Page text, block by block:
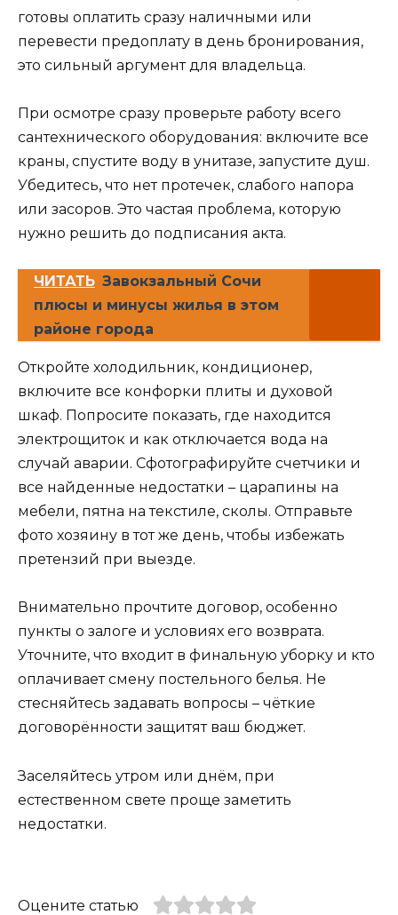
готовы оплатить сразу наличными или
перевести предоплату в день бронирования,
это сильный аргумент для владельца.
При осмотре сразу проверьте работу всего
сантехнического оборудования: включите все
краны, спустите воду в унитазе, запустите душ.
Убедитесь, что нет протечек, слабого напора
или засоров. Это частая проблема, которую
нужно решить до подписания акта.
ЧИТАТЬ Завокзальный Сочи
плюсы и минусы жилья в этом
районе города
Откройте холодильник, кондиционер,
включите все конфорки плиты и духовой
шкаф. Попросите показать, где находится
электрощиток и как отключается вода на
случай аварии. Сфотографируйте счетчики и
все найденные недостатки – царапины на
мебели, пятна на текстиле, сколы. Отправьте
фото хозяину в тот же день, чтобы избежать
претензий при выезде.
Внимательно прочтите договор, особенно
пункты о залоге и условиях его возврата.
Уточните, что входит в финальную уборку и кто
оплачивает смену постельного белья. Не
стесняйтесь задавать вопросы – чёткие
договорённости защитят ваш бюджет.
Заселяйтесь утром или днём, при
естественном свете проще заметить
недостатки.
Оцените статью